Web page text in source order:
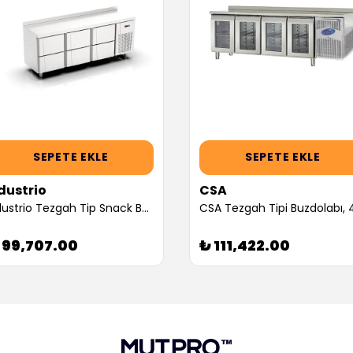
SEPETE EKLE
Ndustrio Tezgah Tip Snack Buzdolabı , 6 Çekmeceli (Servis Garantili)
SEPETE EKLE
CSA
₺ 111,422.00